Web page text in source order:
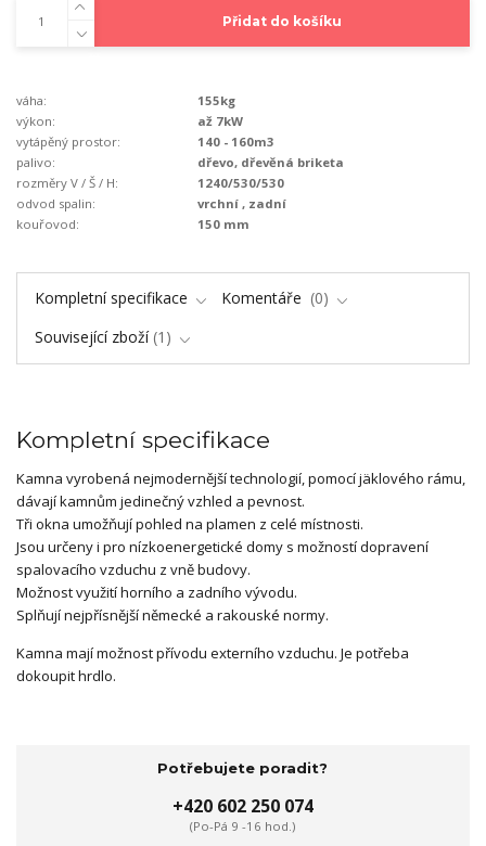
Přidat do košíku
váha:
155kg
výkon:
až 7kW
vytápěný prostor:
140 - 160m3
palivo:
dřevo, dřevěná briketa
rozměry V / Š / H:
1240/530/530
odvod spalin:
vrchní , zadní
kouřovod:
150 mm
Kompletní specifikace Komentáře
0
Související zboží 1
Kompletní specifikace
Kamna vyrobená nejmodernější technologií, pomocí jäklového rámu,
dávají kamnům jedinečný vzhled a pevnost.
Tři okna umožňují pohled na plamen z celé místnosti.
Jsou určeny i pro nízkoenergetické domy s možností dopravení
spalovacího vzduchu z vně budovy.
Možnost využití horního a zadního vývodu.
Splňují nejpřísnější německé a rakouské normy.
Kamna mají možnost přívodu externího vzduchu. Je potřeba
dokoupit hrdlo.
Potřebujete poradit?
+420 602 250 074
(Po-Pá 9 -16 hod.)